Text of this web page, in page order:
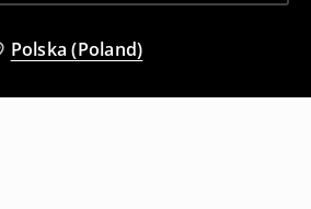
Polska (Poland)